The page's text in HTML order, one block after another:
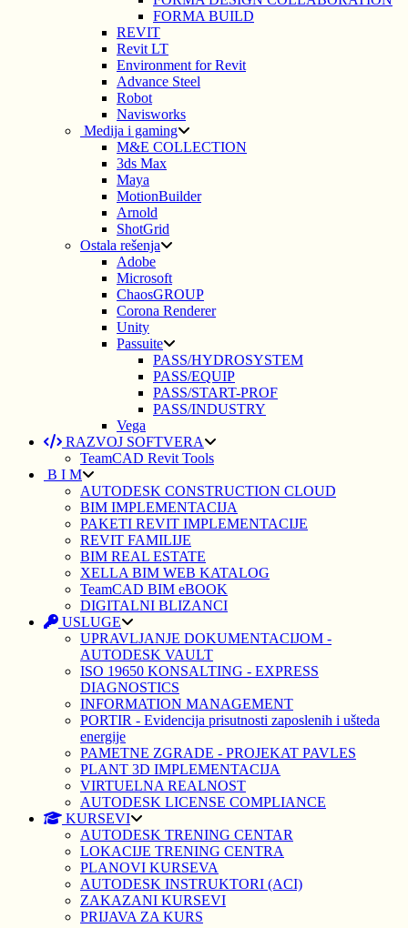
FORMA BUILD
REVIT
Revit LT
Environment for Revit
Advance Steel
Robot
Navisworks
Medija i gaming
M&E COLLECTION
3ds Max
Maya
MotionBuilder
Arnold
ShotGrid
Ostala rešenja
Adobe
Microsoft
ChaosGROUP
Corona Renderer
Unity
Passuite
PASS/HYDROSYSTEM
PASS/EQUIP
PASS/START-PROF
PASS/INDUSTRY
Vega
RAZVOJ SOFTVERA
TeamCAD Revit Tools
B I M
AUTODESK CONSTRUCTION CLOUD
BIM IMPLEMENTACIJA
PAKETI REVIT IMPLEMENTACIJE
REVIT FAMILIJE
BIM REAL ESTATE
XELLA BIM WEB KATALOG
TeamCAD BIM eBOOK
DIGITALNI BLIZANCI
USLUGE
UPRAVLJANJE DOKUMENTACIJOM -
AUTODESK VAULT
ISO 19650 KONSALTING - EXPRESS
DIAGNOSTICS
INFORMATION MANAGEMENT
PORTIR - Evidencija prisutnosti zaposlenih i ušteda
energije
PAMETNE ZGRADE - PROJEKAT PAVLES
PLANT 3D IMPLEMENTACIJA
VIRTUELNA REALNOST
AUTODESK LICENSE COMPLIANCE
KURSEVI
AUTODESK TRENING CENTAR
LOKACIJE TRENING CENTRA
PLANOVI KURSEVA
AUTODESK INSTRUKTORI (ACI)
ZAKAZANI KURSEVI
PRIJAVA ZA KURS